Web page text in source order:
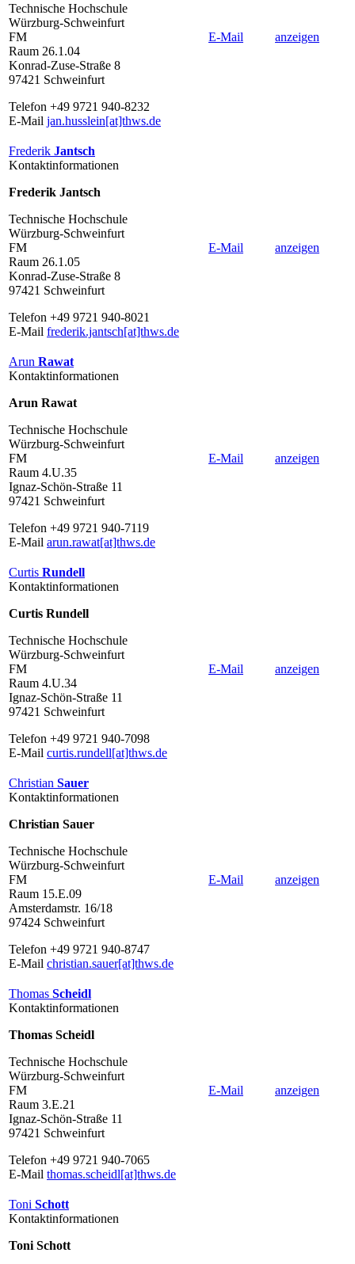
Technische Hochschule
Würzburg-Schweinfurt
FM
Raum 26.1.04
Konrad-Zuse-Straße 8
97421 Schweinfurt
Telefon +49 9721 940-8232
E-Mail jan.husslein[at]thws.de
E-Mail anzeigen
Frederik Jantsch
Kontaktinformationen
Frederik Jantsch
Technische Hochschule
Würzburg-Schweinfurt
FM
Raum 26.1.05
Konrad-Zuse-Straße 8
97421 Schweinfurt
Telefon +49 9721 940-8021
E-Mail frederik.jantsch[at]thws.de
E-Mail anzeigen
Arun Rawat
Kontaktinformationen
Arun Rawat
Technische Hochschule
Würzburg-Schweinfurt
FM
Raum 4.U.35
Ignaz-Schön-Straße 11
97421 Schweinfurt
Telefon +49 9721 940-7119
E-Mail arun.rawat[at]thws.de
E-Mail anzeigen
Curtis Rundell
Kontaktinformationen
Curtis Rundell
Technische Hochschule
Würzburg-Schweinfurt
FM
Raum 4.U.34
Ignaz-Schön-Straße 11
97421 Schweinfurt
Telefon +49 9721 940-7098
E-Mail curtis.rundell[at]thws.de
E-Mail anzeigen
Christian Sauer
Kontaktinformationen
Christian Sauer
Technische Hochschule
Würzburg-Schweinfurt
FM
Raum 15.E.09
Amsterdamstr. 16/18
97424 Schweinfurt
Telefon +49 9721 940-8747
E-Mail christian.sauer[at]thws.de
E-Mail anzeigen
Thomas Scheidl
Kontaktinformationen
Thomas Scheidl
Technische Hochschule
Würzburg-Schweinfurt
FM
Raum 3.E.21
Ignaz-Schön-Straße 11
97421 Schweinfurt
Telefon +49 9721 940-7065
E-Mail thomas.scheidl[at]thws.de
E-Mail anzeigen
Toni Schott
Kontaktinformationen
Toni Schott